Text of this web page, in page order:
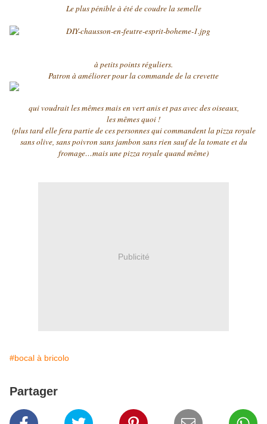
Le plus pénible à été de coudre la semelle
à petits points réguliers.
Patron à améliorer pour la commande de la crevette
qui voudrait les mêmes mais en vert anis et pas avec des oiseaux,
les mêmes quoi !
(plus tard elle fera partie de ces personnes qui commandent la pizza royale
sans olive, sans poivron sans jambon sans rien sauf de la tomate et du
fromage…mais une pizza royale quand même)
Publicité
#bocal à bricolo
Partager